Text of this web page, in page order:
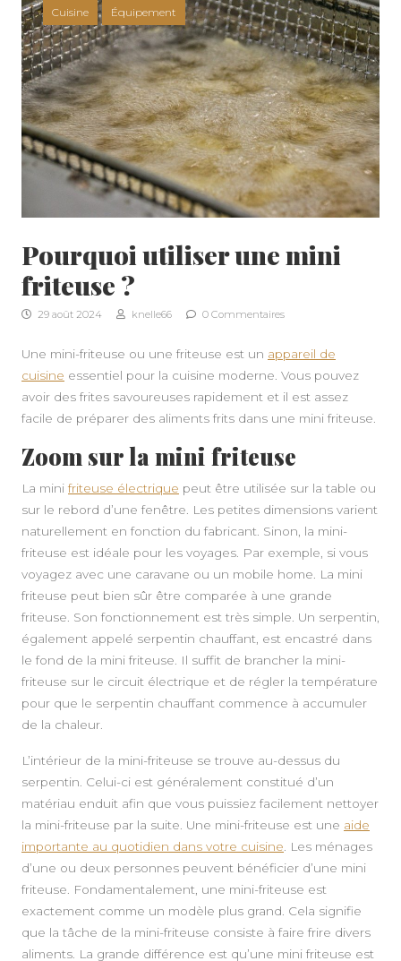
Cuisine Équipement
Pourquoi utiliser une mini
friteuse ?
29 août 2024 knelle66 0 Commentaires
Une mini-friteuse ou une friteuse est un appareil de
cuisine essentiel pour la cuisine moderne. Vous pouvez
avoir des frites savoureuses rapidement et il est assez
facile de préparer des aliments frits dans une mini friteuse.
Zoom sur la mini friteuse
La mini friteuse électrique peut être utilisée sur la table ou
sur le rebord d’une fenêtre. Les petites dimensions varient
naturellement en fonction du fabricant. Sinon, la mini-
friteuse est idéale pour les voyages. Par exemple, si vous
voyagez avec une caravane ou un mobile home. La mini
friteuse peut bien sûr être comparée à une grande
friteuse. Son fonctionnement est très simple. Un serpentin,
également appelé serpentin chauffant, est encastré dans
le fond de la mini friteuse. Il suffit de brancher la mini-
friteuse sur le circuit électrique et de régler la température
pour que le serpentin chauffant commence à accumuler
de la chaleur.
L’intérieur de la mini-friteuse se trouve au-dessus du
serpentin. Celui-ci est généralement constitué d’un
matériau enduit afin que vous puissiez facilement nettoyer
la mini-friteuse par la suite. Une mini-friteuse est une aide
importante au quotidien dans votre cuisine . Les ménages
d’une ou deux personnes peuvent bénéficier d’une mini
friteuse. Fondamentalement, une mini-friteuse est
exactement comme un modèle plus grand. Cela signifie
que la tâche de la mini-friteuse consiste à faire frire divers
aliments. La grande différence est qu’une mini friteuse est
KNELLE